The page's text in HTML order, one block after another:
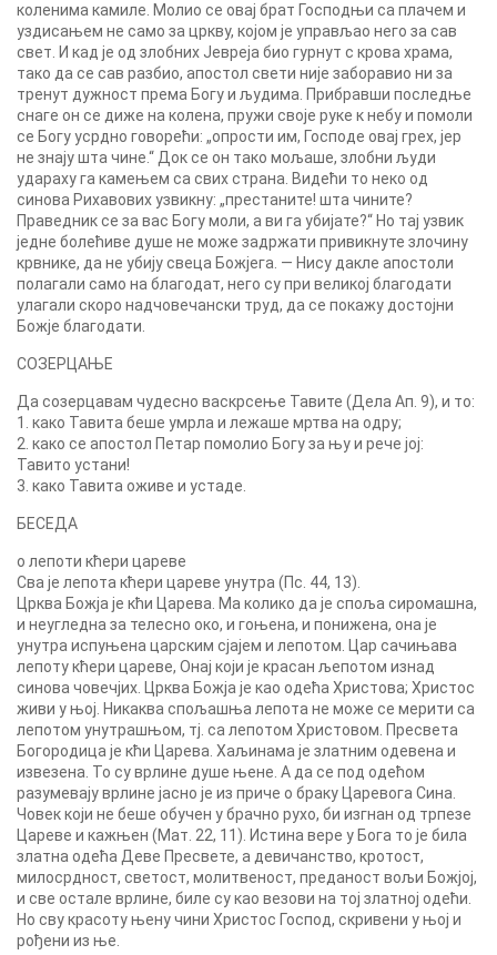
коленима камиле. Молио се овај брат Господњи са плачем и
уздисањем не само за цркву, којом је управљао него за сав
свет. И кад је од злобних Јевреја био гурнут с крова храма,
тако да се сав разбио, апостол свети није заборавио ни за
тренут дужност према Богу и људима. Прибравши последње
снаге он се диже на колена, пружи своје руке к небу и помоли
се Богу усрдно говорећи: „опрости им, Господе овај грех, јер
не знају шта чине.“ Док се он тако мољаше, злобни људи
удараху га камењем са свих страна. Видећи то неко од
синова Рихавових узвикну: „престаните! шта чините?
Праведник се за вас Богу моли, а ви га убијате?“ Но тај узвик
једне болећиве душе не може задржати привикнуте злочину
крвнике, да не убију свеца Божјега. — Нису дакле апостоли
полагали само на благодат, него су при великој благодати
улагали скоро надчовечански труд, да се покажу достојни
Божје благодати.
СОЗЕРЦАЊЕ
Да созерцавам чудесно васкрсење Тавите (Дела Ап. 9), и то:
1. како Тавита беше умрла и лежаше мртва на одру;
2. како се апостол Петар помолио Богу за њу и рече јој:
Тавито устани!
3. како Тавита оживе и устаде.
БЕСЕДА
о лепоти кћери цареве
Сва је лепота кћери цареве унутра (Пс. 44, 13).
Црква Божја је кћи Царева. Ма колико да је споља сиромашна,
и неугледна за телесно око, и гоњена, и понижена, она је
унутра испуњена царским сјајем и лепотом. Цар сачињава
лепоту кћери цареве, Онај који је красан љепотом изнад
синова човечјих. Црква Божја је као одећа Христова; Христос
живи у њој. Никаква спољашња лепота не може се мерити са
лепотом унутрашњом, тј. са лепотом Христовом. Пресвета
Богородица је кћи Царева. Хаљинама је златним одевена и
извезена. То су врлине душе њене. А да се под одећом
разумевају врлине јасно је из приче о браку Царевога Сина.
Човек који не беше обучен у брачно рухо, би изгнан од трпезе
Цареве и кажњен (Мат. 22, 11). Истина вере у Бога то је била
златна одећа Деве Пресвете, а девичанство, кротост,
милосрдност, светост, молитвеност, преданост вољи Божјој,
и све остале врлине, биле су као везови на тој златној одећи.
Но сву красоту њену чини Христос Господ, скривени у њој и
рођени из ње.